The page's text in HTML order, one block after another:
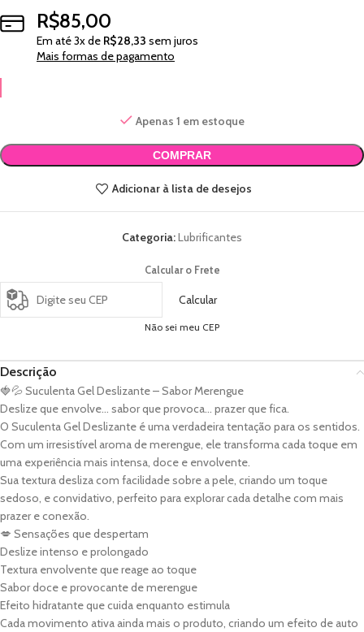
R$85,00
Em até3x de R$28,33 sem juros
Mais formas de pagamento
Apenas 1 em estoque
COMPRAR
Adicionar à lista de desejos
Categoria:Lubrificantes
Calcular o Frete
Calcular
Não sei meu CEP
Descrição
🍓💦 Suculenta Gel Deslizante – Sabor Merengue
Deslize que envolve… sabor que provoca… prazer que fica.
O Suculenta Gel Deslizante é uma verdadeira tentação para os sentidos.
Com um irresistível aroma de merengue, ele transforma cada toque em
uma experiência mais intensa, doce e envolvente.
Sua textura desliza com facilidade sobre a pele, criando um toque
sedoso, e convidativo, perfeito para explorar cada detalhe com mais
prazer e conexão.
💋 Sensações que despertam
Deslize intenso e prolongado
Textura envolvente que reage ao toque
Sabor doce e provocante de merengue
Efeito hidratante que cuida enquanto estimula
Cada movimento ativa ainda mais o produto, criando um efeito de auto